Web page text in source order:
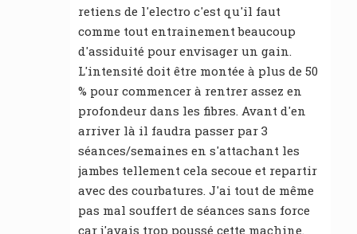
retiens de l'electro c'est qu'il faut
comme tout entrainement beaucoup
d'assiduité pour envisager un gain.
L'intensité doit être montée à plus de 50
% pour commencer à rentrer assez en
profondeur dans les fibres. Avant d'en
arriver là il faudra passer par 3
séances/semaines en s'attachant les
jambes tellement cela secoue et repartir
avec des courbatures. J'ai tout de même
pas mal souffert de séances sans force
car j'avais trop poussé cette machine.